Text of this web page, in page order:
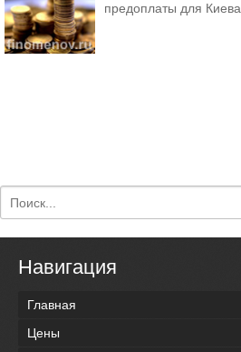
предоплаты для Киева
Навигация
Главная
Цены